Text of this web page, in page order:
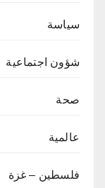
سياسة
شؤون اجتماعية
صحة
عالمية
فلسطين – غزة